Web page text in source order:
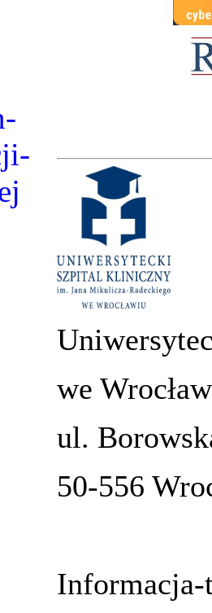
we
ul.
50-556
Informacja-